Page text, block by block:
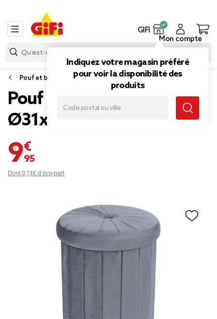
GIFI
Indiquez votre magasin préféré
pour voir la disponibilité des
produits
Mon compte
Pouf et banc
Pouf coffre rond Clara gris
Ø31xH37,5cm
9,95 €
Dont 0,74€ d’éco-part